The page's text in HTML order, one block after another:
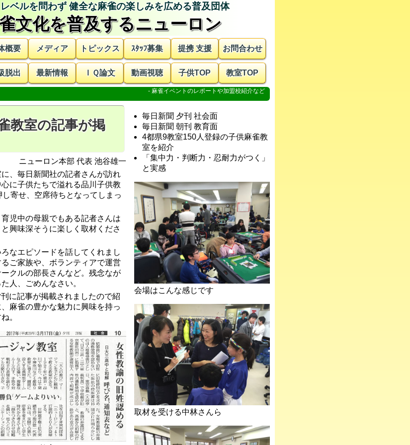
文化を普及するニューロン
概要 メディア トピックス ｽﾀｯﾌ募集 提携 支援 お問合わせ
脱出 最新情報 ＩＱ論文 動画視聴 子供TOP 教室TOP
教室の記事が掲
ニューロン本部 代表 池谷雄一
、毎日新聞社の記者さんが訪れ
に子供たちで溢れる品川子供教
寄せ、空席待ちとなってしまっ
児中の母親でもある記者さんは
興味深そうに楽しく取材くださ
なエピソードを話してくれまし
ご家族や、ボランティアで運営
クルの部長さんなど。残念なが
人、ごめんなさい。
に記事が掲載されましたので紹
麻雀の豊かな魅力に興味を持っ
。
毎日新聞 夕刊 社会面
毎日新聞 朝刊 教育面
4都県9教室150人登録の子供麻雀教
室を紹介
「集中力・判断力・忍耐力がつく」
と実感
会場はこんな感じです
取材を受ける中林さんら